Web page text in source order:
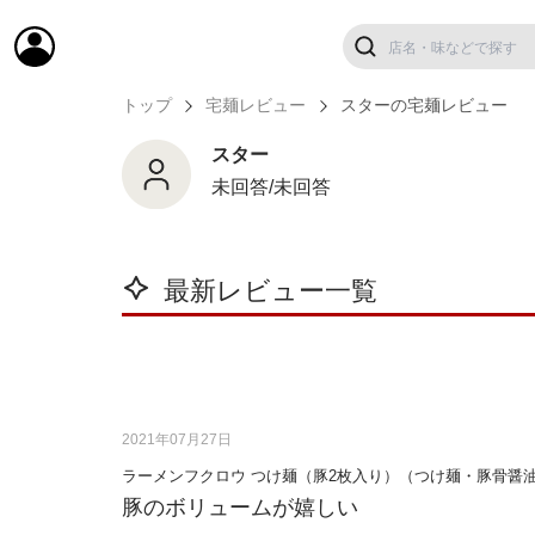
トップ 宅麺レビュー スターの宅麺レビュー
スター
未回答/未回答
最新レビュー一覧
2021年07月27日
ラーメンフクロウ つけ麺（豚2枚入り）（つけ麺・豚骨醤
豚のボリュームが嬉しい